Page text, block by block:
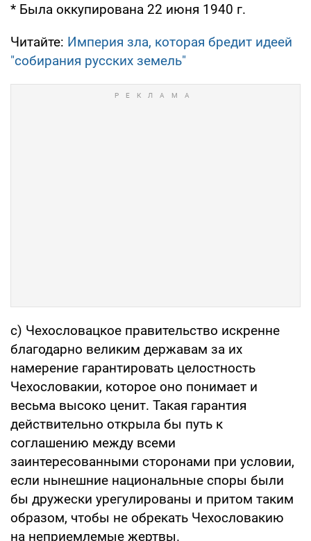
* Была оккупирована 22 июня 1940 г.
Читайте: Империя зла, которая бредит идеей
"собирания русских земель"
c) Чехословацкое правительство искренне
благодарно великим державам за их
намерение гарантировать целостность
Чехословакии, которое оно понимает и
весьма высоко ценит. Такая гарантия
действительно открыла бы путь к
соглашению между всеми
заинтересованными сторонами при условии,
если нынешние национальные споры были
бы дружески урегулированы и притом таким
образом, чтобы не обрекать Чехословакию
на неприемлемые жертвы.